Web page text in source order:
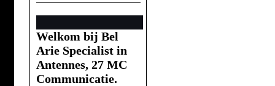
Welkom bij Bel
Arie Specialist in
Antennes, 27 MC
Communicatie.